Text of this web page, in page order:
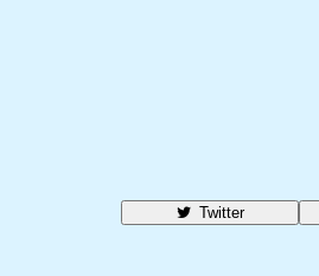
Twitter